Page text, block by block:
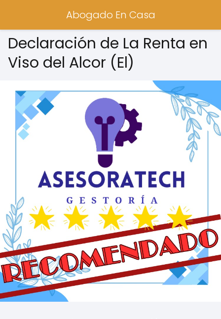
Abogado En Casa
Declaración de La Renta en
Viso del Alcor (El)